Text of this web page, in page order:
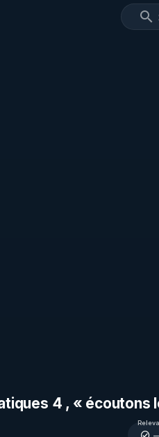
4 , «